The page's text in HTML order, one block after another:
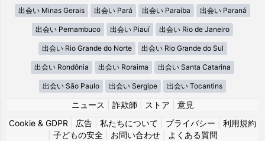
出会い Minas Gerais 出会い Pará 出会い Paraíba 出会い Paraná
出会い Pernambuco 出会い Piauí 出会い Rio de Janeiro
出会い Rio Grande do Norte 出会い Rio Grande do Sul
出会い Rondônia 出会い Roraima 出会い Santa Catarina
出会い São Paulo 出会い Sergipe 出会い Tocantins
ニュース 詐欺師 ストア
意見
Cookie & GDPR
広告 私たちについて プライバシー
利用規約
子どもの安全| お問い合わせ| よくある質問